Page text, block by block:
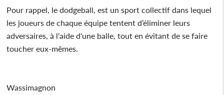
Pour rappel, le dodgeball, est un sport collectif dans lequel
les joueurs de chaque équipe tentent d’éliminer leurs
adversaires, à l'aide d'une balle, tout en évitant de se faire
toucher eux-mêmes.
Wassimagnon